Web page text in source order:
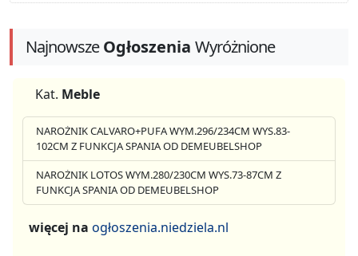
NajnowszeOgłoszenia Wyróżnione
Kat. Meble
NAROŻNIK CALVARO+PUFA WYM.296/234CM WYS.83-
102CM Z FUNKCJA SPANIA OD DEMEUBELSHOP
NAROŻNIK LOTOS WYM.280/230CM WYS.73-87CM Z
FUNKCJA SPANIA OD DEMEUBELSHOP
więcej na ogłoszenia.niedziela.nl